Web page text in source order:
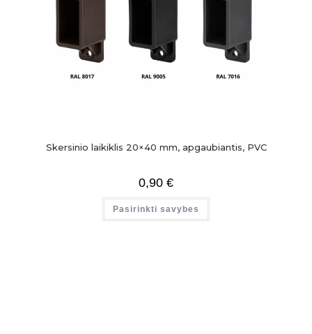
Skersinio laikiklis 20×40 mm, apgaubiantis, PVC
0,90 €
Pasirinkti savybes